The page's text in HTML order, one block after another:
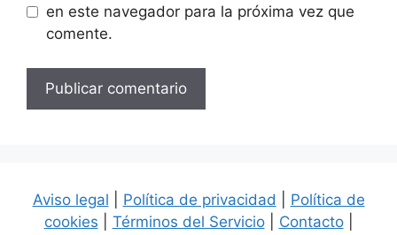
en este navegador para la próxima vez que
comente.
Aviso legal Política de privacidad
Política de
cookies
Términos del Servicio| Contacto|